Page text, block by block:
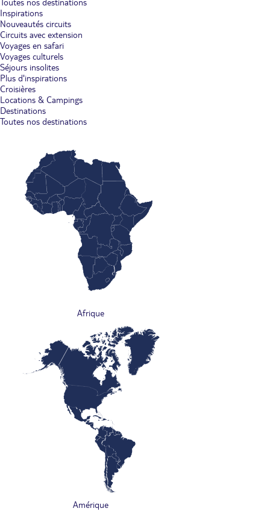
Toutes nos destinations
Inspirations
Nouveautés circuits
Circuits avec extension
Voyages en safari
Voyages culturels
Séjours insolites
Plus d'inspirations
Croisières
Locations & Campings
Destinations
Toutes nos destinations
Afrique
Amérique